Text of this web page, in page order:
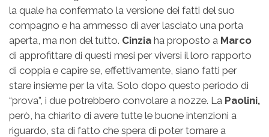
la quale ha confermato la versione dei fatti del suo
compagno e ha ammesso di aver lasciato una porta
aperta, ma non del tutto. Cinzia ha proposto a Marco
di approfittare di questi mesi per viversi il loro rapporto
di coppia e capire se, effettivamente, siano fatti per
stare insieme per la vita. Solo dopo questo periodo di
“prova”, i due potrebbero convolare a nozze. La Paolini,
però, ha chiarito di avere tutte le buone intenzioni a
riguardo, sta di fatto che spera di poter tornare a